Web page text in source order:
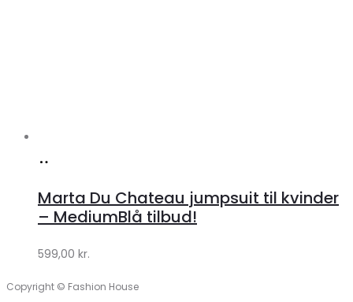
Klædeskabet.dk
Marta Du Chateau jumpsuit til kvinder
– MediumBlå tilbud!
599,00 kr.
Copyright © Fashion House